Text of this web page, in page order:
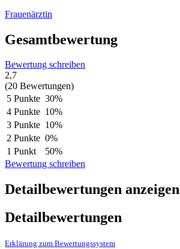
Frauenärztin
Gesamtbewertung
Bewertung schreiben
2,7
(20 Bewertungen)
5 Punkte 30%
4 Punkte 10%
3 Punkte 10%
2 Punkte 0%
1 Punkt
50%
Bewertung schreiben
Detailbewertungen anzeigen
Detailbewertungen
Erklärung zum Bewertungssystem